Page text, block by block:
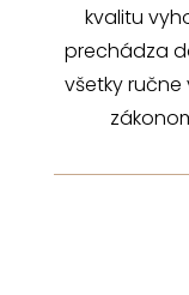
kvalitu
prechádza
všetky